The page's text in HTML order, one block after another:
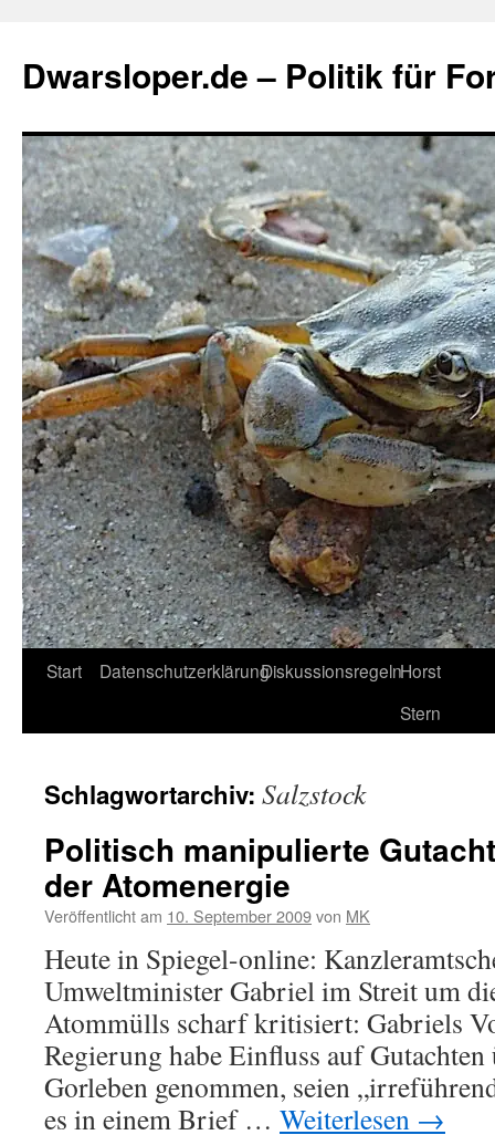
springen
Dwarsloper.de – Politik für
Start DatenschutzerklärungDiskussionsregelnHorst
Stern
Schlagwortarchiv: Salzstock
Politisch manipulierte
der Atomenergie
Veröffentlicht am 10. September 2009von MK
Heute in Spiegel-online:
Umweltminister Gabriel im Streit um
Atommülls scharf kritisiert: Gabriels
Regierung habe Einfluss auf Gutachten
Gorleben genommen, seien
es in einem Brief … Weiterlesen →